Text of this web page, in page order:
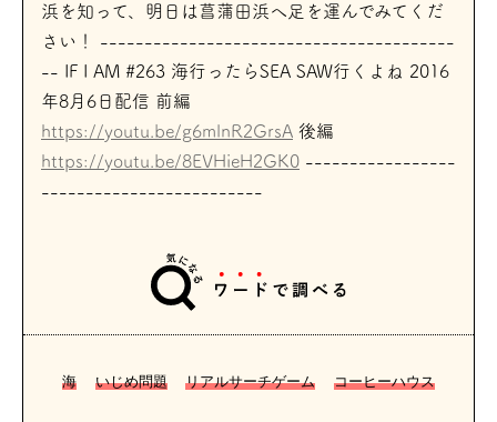
海 いじめ問題 リアルサーチゲーム コーヒーハウス
浜を知って、明日は菖蒲田浜へ足を運んでみてくだ
さい！ ----------------------------------------
-- IF I AM #263 海行ったらSEA SAW行くよね 2016
年8月6日配信 前編
https://youtu.be/g6mlnR2GrsA 後編
https://youtu.be/8EVHieH2GK0 -----------------
-------------------------